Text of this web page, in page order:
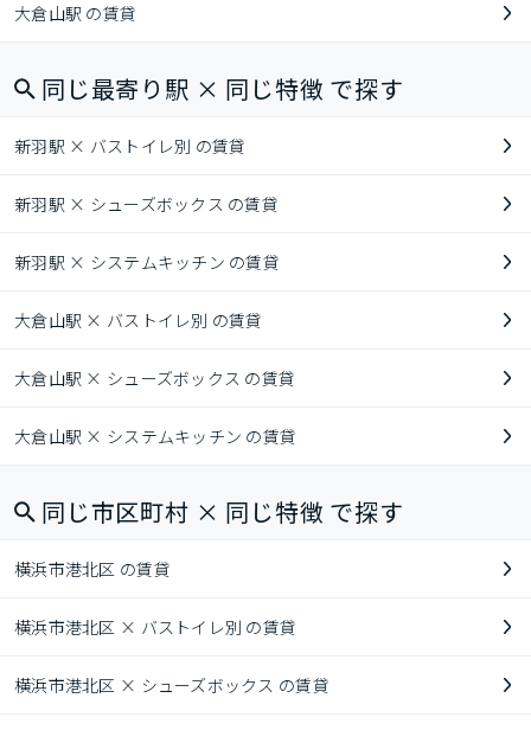
大倉山駅 の賃貸
同じ最寄り駅 × 同じ特徴 で探す
新羽駅 × バストイレ別 の賃貸
新羽駅 × シューズボックス の賃貸
新羽駅 × システムキッチン の賃貸
大倉山駅 × バストイレ別 の賃貸
大倉山駅 × シューズボックス の賃貸
大倉山駅 × システムキッチン の賃貸
同じ市区町村 × 同じ特徴 で探す
横浜市港北区 の賃貸
横浜市港北区 × バストイレ別 の賃貸
横浜市港北区 × シューズボックス の賃貸